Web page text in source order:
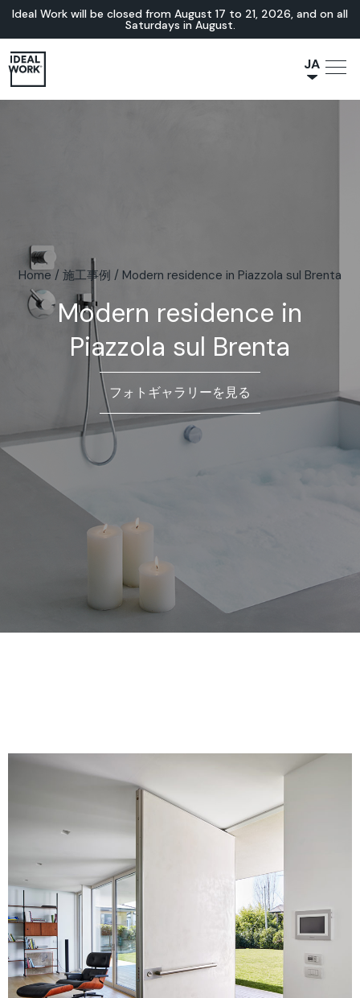
Ideal Work will be closed from August 17 to 21, 2026, and on all
Saturdays in August.
JA
Home / 施工事例 / Modern residence in Piazzola sul Brenta
Modern residence in
Piazzola sul Brenta
フォトギャラリーを見る